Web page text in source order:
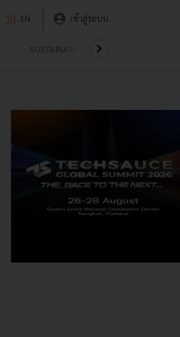
TH EN เข้าสู่ระบบ
SUSTAINABLE